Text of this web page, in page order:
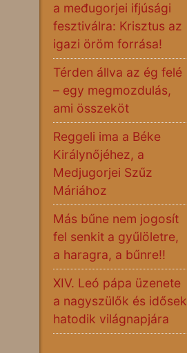
a međugorjei ifjúsági
fesztiválra: Krisztus az
igazi öröm forrása!
Térden állva az ég felé
– egy megmozdulás,
ami összeköt
Reggeli ima a Béke
Királynőjéhez, a
Medjugorjei Szűz
Máriához
Más bűne nem jogosít
fel senkit a gyűlöletre,
a haragra, a bűnre!!
XIV. Leó pápa üzenete
a nagyszülők és idősek
hatodik világnapjára